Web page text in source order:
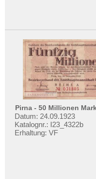
Pirna - 50 Millionen
Datum: 24.09.1923
Katalognr.: I23_4322b
Erhaltung: VF